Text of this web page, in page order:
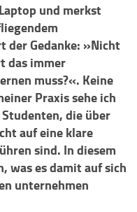
und merkst
der Gedanke: »Nicht
das immer
muss?«. Keine
Praxis sehe ich
die über
auf eine klare
sind. In diesem
was es damit auf sich
unternehmen